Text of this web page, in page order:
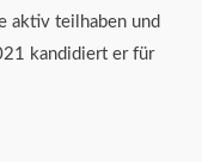
aktiv teilhaben und
kandidiert er für